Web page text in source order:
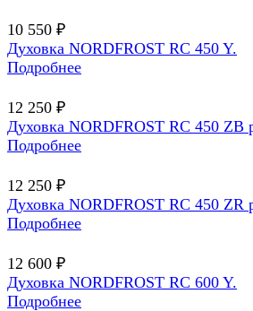
10 550 ₽
Духовка NORDFROST RC 450 Y.
Подробнее
12 250 ₽
Духовка NORDFROST RC 450 ZB
Подробнее
12 250 ₽
Духовка NORDFROST RC 450 ZR
Подробнее
12 600 ₽
Духовка NORDFROST RC 600 Y.
Подробнее